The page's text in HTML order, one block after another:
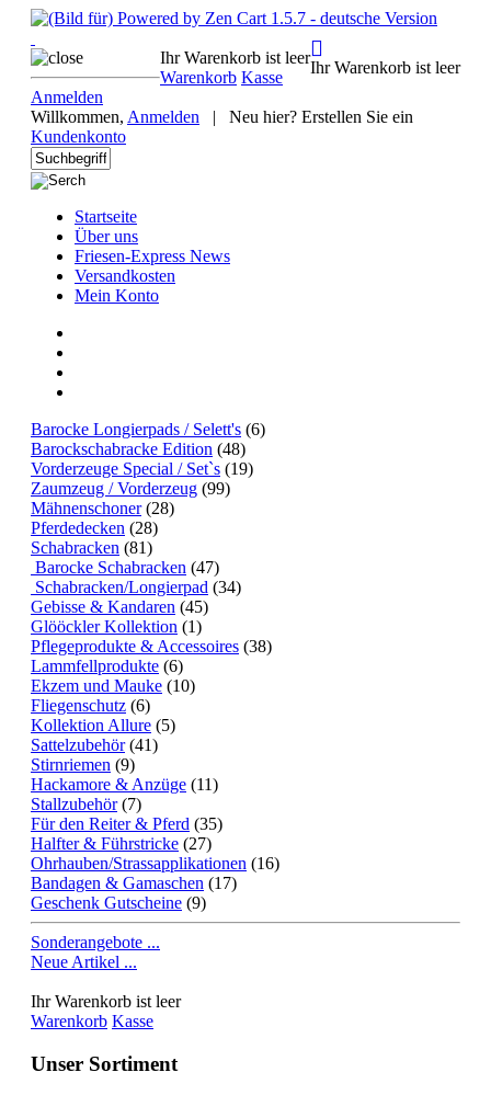
Ihr Warenkorb ist leer
Warenkorb Kasse
Ihr Warenkorb ist leer
Anmelden
Willkommen, Anmelden |
Neu hier? Erstellen Sie ein
Kundenkonto
Startseite
Über uns
Friesen-Express News
Versandkosten
Mein Konto
Barocke Longierpads / Selett's (6)
Barockschabracke Edition (48)
Vorderzeuge Special / Set`s (19)
Zaumzeug / Vorderzeug (99)
Mähnenschoner(28)
Pferdedecken (28)
Schabracken (81)
Barocke Schabracken (47)
Schabracken/Longierpad (34)
Gebisse & Kandaren (45)
Glööckler Kollektion (1)
Pflegeprodukte & Accessoires (38)
Lammfellprodukte (6)
Ekzem und Mauke (10)
Fliegenschutz (6)
Kollektion Allure (5)
Sattelzubehör(41)
Stirnriemen (9)
Hackamore & Anzüge (11)
Stallzubehör(7)
Für den Reiter & Pferd (35)
Halfter & Führstricke (27)
Ohrhauben/Strassapplikationen (16)
Bandagen & Gamaschen (17)
Geschenk Gutscheine (9)
Sonderangebote ...
Neue Artikel ...
Ihr Warenkorb ist leer
Warenkorb Kasse
Unser Sortiment